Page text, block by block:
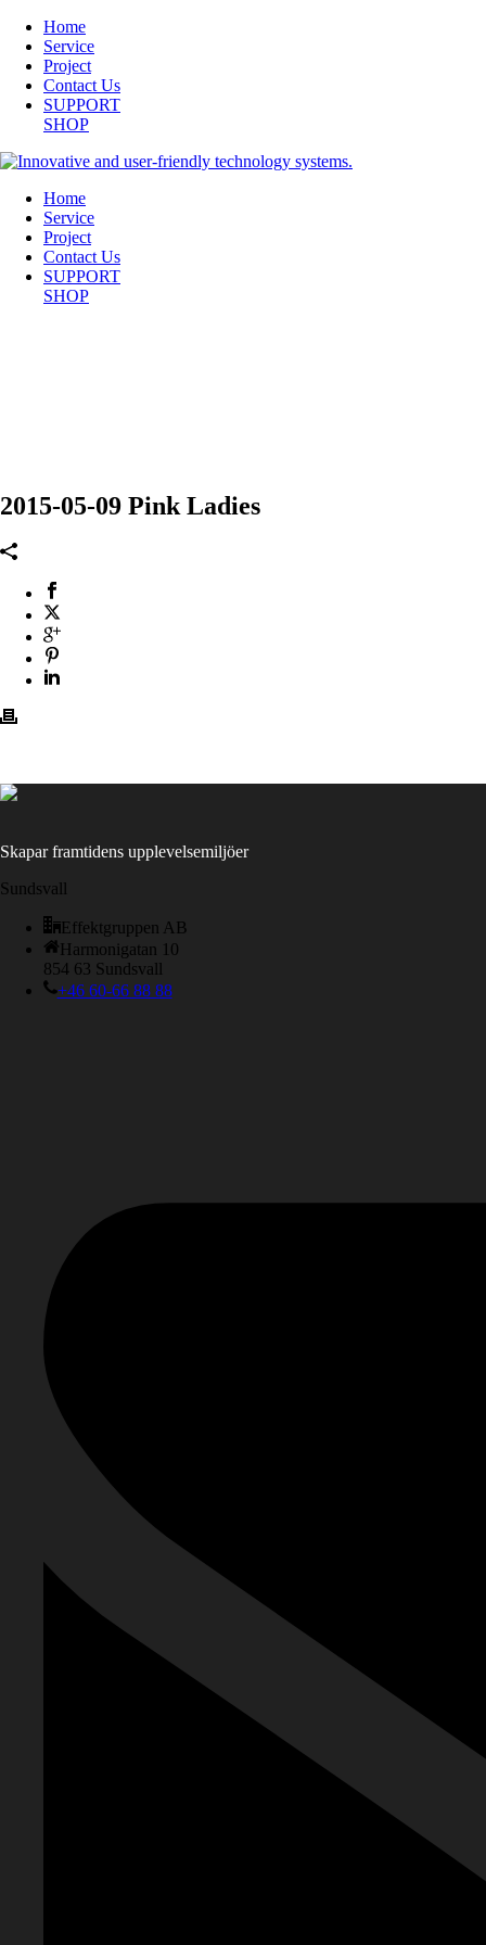
Home
Service
Project
Contact Us
SUPPORT
SHOP
Home
Service
Project
Contact Us
SUPPORT
SHOP
2015-05-09 Pink Ladies
Skapar framtidens upplevelsemiljöer
Sundsvall
Effektgruppen AB
Harmonigatan 10
854 63 Sundsvall
+46 60-66 88 88